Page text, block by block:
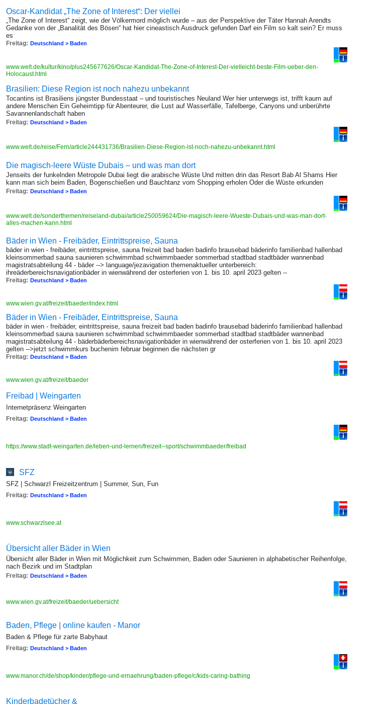
Oscar-Kandidat „The Zone of Interest“: Der viellei
„The Zone of Interest“ zeigt, wie der Völkermord möglich wurde – aus der Perspektive der Täter Hannah Arendts
Gedanke von der „Banalität des Bösen“ hat hier cineastisch Ausdruck gefunden Darf ein Film so kalt sein? Er muss
es
Freitag: Deutschland > Baden
www.welt.de/kultur/kino/plus245677626/Oscar-Kandidat-The-Zone-of-Interest-Der-vielleicht-beste-Film-ueber-den-
Holocaust.html
Brasilien: Diese Region ist noch nahezu unbekannt
Tocantins ist Brasiliens jüngster Bundesstaat – und touristisches Neuland Wer hier unterwegs ist, trifft kaum auf
andere Menschen Ein Geheimtipp für Abenteurer, die Lust auf Wasserfälle, Tafelberge, Canyons und unberührte
Savannenlandschaft haben
Freitag: Deutschland > Baden
www.welt.de/reise/Fern/article244431736/Brasilien-Diese-Region-ist-noch-nahezu-unbekannt.html
Die magisch-leere Wüste Dubais – und was man dort
Jenseits der funkelnden Metropole Dubai liegt die arabische Wüste Und mitten drin das Resort Bab Al Shams Hier
kann man sich beim Baden, Bogenschießen und Bauchtanz vom Shopping erholen Oder die Wüste erkunden
Freitag: Deutschland > Baden
www.welt.de/sonderthemen/reiseland-dubai/article250059624/Die-magisch-leere-Wueste-Dubais-und-was-man-dort-
alles-machen-kann.html
Bäder in Wien - Freibäder, Eintrittspreise, Sauna
bäder in wien - freibäder, eintrittspreise, sauna freizeit bad baden badinfo brausebad bäderinfo familienbad hallenbad
kleinsommerbad sauna saunieren schwimmbad schwimmbaeder sommerbad stadtbad stadtbäder wannenbad
magistratsabteilung 44 - bäder --> language/jezavigation themenaktueller unterbereich:
ihreäderbereichsnavigationbäder in wienwährend der osterferien von 1. bis 10. april 2023 gelten --
Freitag: Deutschland > Baden
www.wien.gv.at/freizeit/baeder/index.html
Bäder in Wien - Freibäder, Eintrittspreise, Sauna
bäder in wien - freibäder, eintrittspreise, sauna freizeit bad baden badinfo brausebad bäderinfo familienbad hallenbad
kleinsommerbad sauna saunieren schwimmbad schwimmbaeder sommerbad stadtbad stadtbäder wannenbad
magistratsabteilung 44 - bäderbäderbereichsnavigationbäder in wienwährend der osterferien von 1. bis 10. april 2023
gelten -->jetzt schwimmkurs buchenim februar beginnen die nächsten gr
Freitag: Deutschland > Baden
www.wien.gv.at/freizeit/baeder
Freibad | Weingarten
Internetpräsenz Weingarten
Freitag: Deutschland > Baden
https://www.stadt-weingarten.de/leben-und-lernen/freizeit--sport/schwimmbaeder/freibad
SFZ
SFZ | Schwarzl Freizeitzentrum | Summer, Sun, Fun
Freitag: Deutschland > Baden
www.schwarzlsee.at
Übersicht aller Bäder in Wien
Übersicht aller Bäder in Wien mit Möglichkeit zum Schwimmen, Baden oder Saunieren in alphabetischer Reihenfolge,
nach Bezirk und im Stadtplan
Freitag: Deutschland > Baden
www.wien.gv.at/freizeit/baeder/uebersicht
Baden, Pflege | online kaufen - Manor
Baden & Pflege für zarte Babyhaut
Freitag: Deutschland > Baden
www.manor.ch/de/shop/kinder/pflege-und-ernaehrung/baden-pflege/c/kids-caring-bathing
Kinderbadetücher &